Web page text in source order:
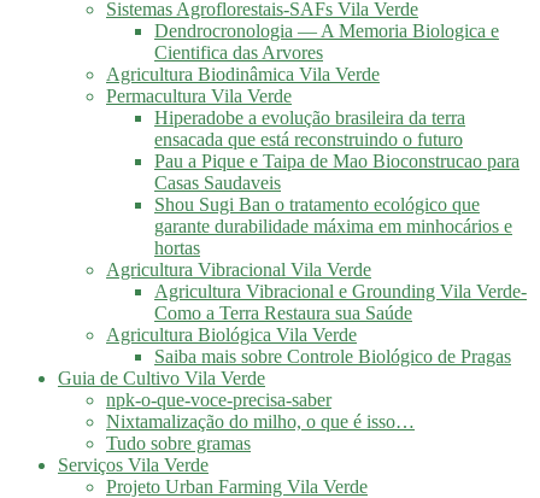
Sistemas Agroflorestais-SAFs Vila Verde
Dendrocronologia — A Memoria Biologica e
Cientifica das Arvores
Agricultura Biodinâmica Vila Verde
Permacultura Vila Verde
Hiperadobe a evolução brasileira da terra
ensacada que está reconstruindo o futuro
Pau a Pique e Taipa de Mao Bioconstrucao para
Casas Saudaveis
Shou Sugi Ban o tratamento ecológico que
garante durabilidade máxima em minhocários e
hortas
Agricultura Vibracional Vila Verde
Agricultura Vibracional e Grounding Vila Verde-
Como a Terra Restaura sua Saúde
Agricultura Biológica Vila Verde
Saiba mais sobre Controle Biológico de Pragas
Guia de Cultivo Vila Verde
npk-o-que-voce-precisa-saber
Nixtamalização do milho, o que é isso…
Tudo sobre gramas
Serviços Vila Verde
Projeto Urban Farming Vila Verde